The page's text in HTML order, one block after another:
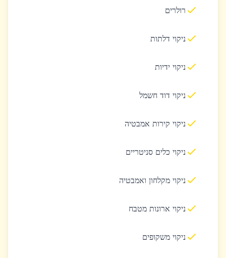
רולרים
ניקוי דלתות
ניקוי ידיות
ניקוי דוד חשמל
ניקוי קירות אמבטיה
ניקוי כלים סניטריים
ניקוי מקלחון ואמבטיה
ניקוי ארונות מטבח
ניקוי משקופים